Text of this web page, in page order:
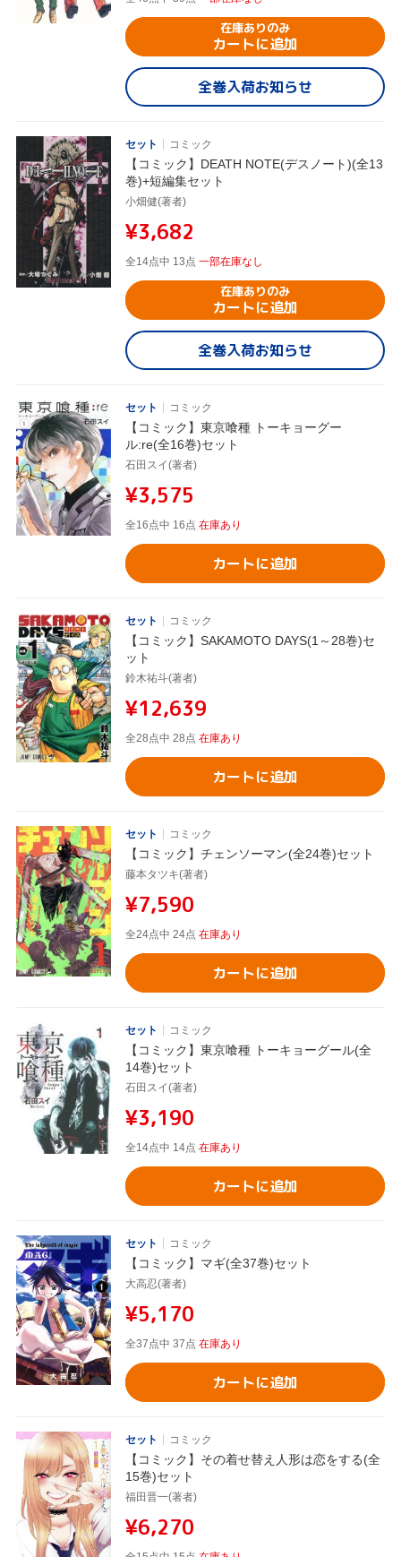
在庫ありのみ
カートに追加
全巻入荷お知らせ
セット コミック
【コミック】DEATH NOTE(デスノート)(全13
巻)+短編集セット
小畑健(著者)
¥3,682
全14点中 13点 一部在庫なし
在庫ありのみ
カートに追加
全巻入荷お知らせ
セット コミック
【コミック】東京喰種 トーキョーグー
ル:re(全16巻)セット
石田スイ(著者)
¥3,575
全16点中 16点 在庫あり
カートに追加
セット コミック
【コミック】SAKAMOTO DAYS(1～28巻)セ
ット
鈴木祐斗(著者)
¥12,639
全28点中 28点 在庫あり
カートに追加
セット コミック
【コミック】チェンソーマン(全24巻)セット
藤本タツキ(著者)
¥7,590
全24点中 24点 在庫あり
カートに追加
セット コミック
【コミック】東京喰種 トーキョーグール(全
14巻)セット
石田スイ(著者)
¥3,190
全14点中 14点 在庫あり
カートに追加
セット コミック
【コミック】マギ(全37巻)セット
大高忍(著者)
¥5,170
全37点中 37点 在庫あり
カートに追加
セット コミック
【コミック】その着せ替え人形は恋をする(全
15巻)セット
福田晋一(著者)
¥6,270